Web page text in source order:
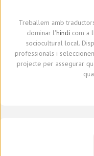
Treballem amb
dominar l'hindi com a
sociocultural local. Dis
professionals i
projecte per assegurar